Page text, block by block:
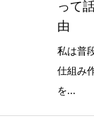
って
由
私は普
仕組み
を...